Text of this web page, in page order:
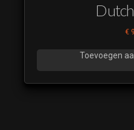
€
Toevoegen